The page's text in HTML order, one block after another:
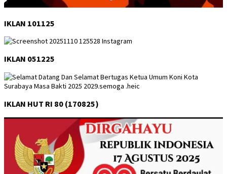
IKLAN 101125
IKLAN 051225
IKLAN HUT RI 80 (170825)